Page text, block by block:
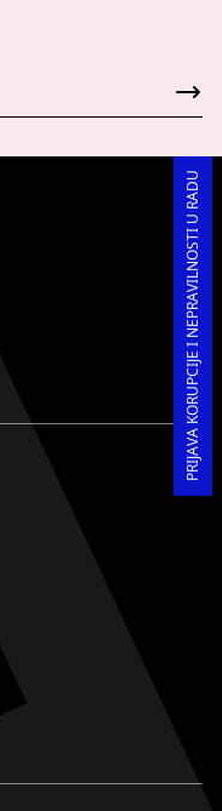
PRIJAVA KORUPCIJE I NEPRAVILNOSTI U RADU